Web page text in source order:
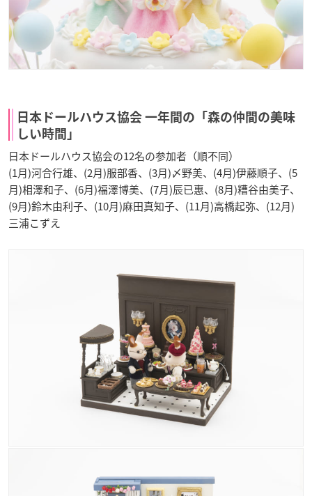
日本ドールハウス協会 一年間の「森の仲間の美味
しい時間」
日本ドールハウス協会の12名の参加者（順不同）
(1月)河合行雄、(2月)服部香、(3月)〆野美、(4月)伊藤順子、(5
月)相澤和子、(6月)福澤博美、(7月)辰已惠、(8月)糟谷由美子、
(9月)鈴木由利子、(10月)麻田真知子、(11月)高橋起弥、(12月)
三浦こずえ